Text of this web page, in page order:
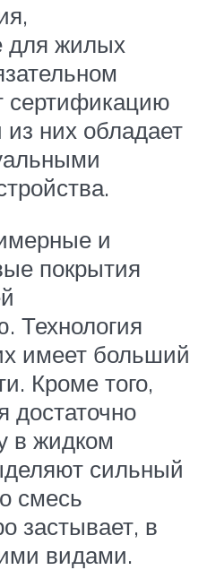
для жилых
сертификацию
них обладает
и
покрытия
Технология
имеет больший
Кроме того,
достаточно
в жидком
сильный
смесь
застывает, в
видами.